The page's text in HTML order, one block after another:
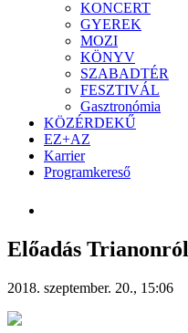
KONCERT
GYEREK
MOZI
KÖNYV
SZABADTÉR
FESZTIVÁL
Gasztronómia
KÖZÉRDEKŰ
EZ+AZ
Karrier
Programkereső
Előadás Trianonról
2018. szeptember. 20., 15:06